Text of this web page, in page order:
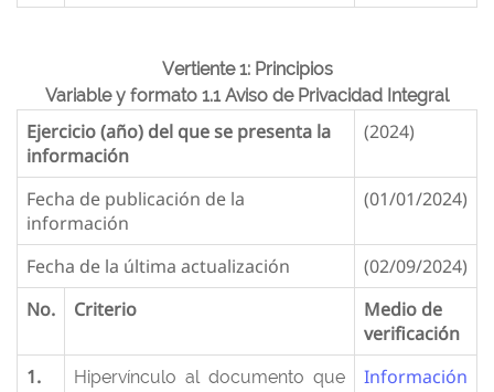
Vertiente 1: Principios
Variable y formato 1.1 Aviso de Privacidad Integral
Ejercicio (año) del que se presenta la
información
(2024)
Fecha de publicación de la
información
(01/01/2024)
Fecha de la última actualización
(02/09/2024)
No.
Criterio
Medio de
verificación
1.
Hipervínculo al documento que
Información